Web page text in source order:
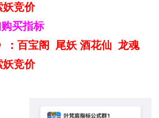
竞价
买指标
：百宝阁 尾妖 酒花仙 龙魂
竞价